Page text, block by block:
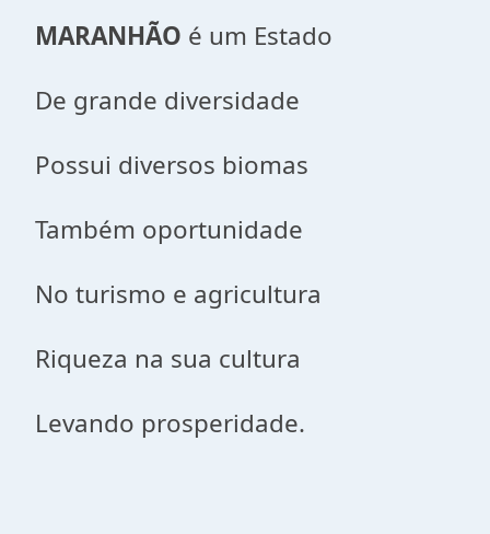
MARANHÃO é um Estado
De grande diversidade
Possui diversos biomas
Também oportunidade
No turismo e agricultura
Riqueza na sua cultura
Levando prosperidade.